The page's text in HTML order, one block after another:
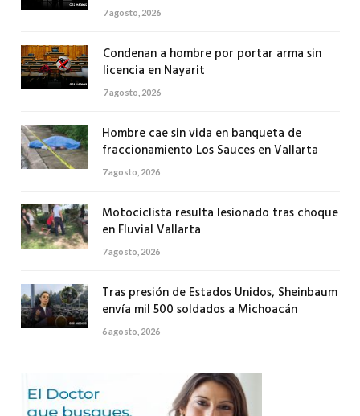
7 agosto, 2026
Condenan a hombre por portar arma sin
licencia en Nayarit
7 agosto, 2026
Hombre cae sin vida en banqueta de
fraccionamiento Los Sauces en Vallarta
7 agosto, 2026
Motociclista resulta lesionado tras choque
en Fluvial Vallarta
7 agosto, 2026
Tras presión de Estados Unidos, Sheinbaum
envía mil 500 soldados a Michoacán
6 agosto, 2026